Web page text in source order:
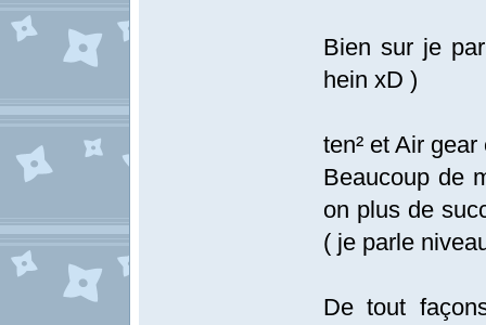
Bien sur je
hein xD )
ten² et Air
Beaucoup de
on plus de
( je parle
De tout